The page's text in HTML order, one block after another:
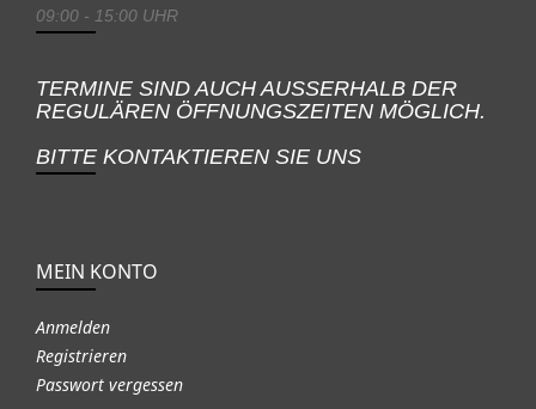
09:00 - 15:00 UHR
TERMINE SIND AUCH AUSSERHALB DER
REGULÄREN ÖFFNUNGSZEITEN MÖGLICH.
BITTE KONTAKTIEREN SIE UNS
MEIN KONTO
Anmelden
Registrieren
Passwort vergessen